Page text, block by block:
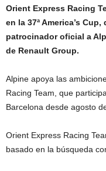
Orient Express Racing
en la 37ª America’s
patrocinador oficial a
de Renault Group.
Alpine apoya las
Racing Team, que
Barcelona desde agosto
Orient Express Racing
basado en la búsqueda